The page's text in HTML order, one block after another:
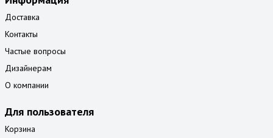
Доставка
Контакты
Частые вопросы
Дизайнерам
О компании
Для пользователя
Корзина